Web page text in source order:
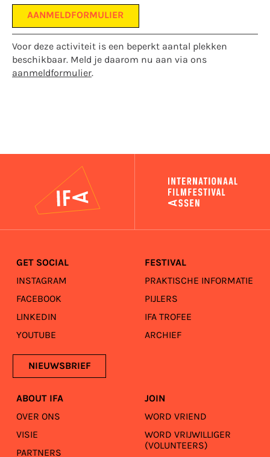
AANMELDFORMULIER
Voor deze activiteit is een beperkt aantal plekken
beschikbaar. Meld je daarom nu aan via ons
aanmeldformulier.
GET SOCIAL
INSTAGRAM
FACEBOOK
LINKEDIN
YOUTUBE
NIEUWSBRIEF
FESTIVAL
PRAKTISCHE INFORMATIE
PIJLERS
IFA TROFEE
ARCHIEF
ABOUT IFA
OVER ONS
VISIE
PARTNERS
JOIN
WORD VRIEND
WORD VRIJWILLIGER
(VOLUNTEERS)